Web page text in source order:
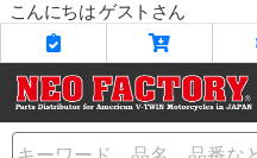
こんにちは ゲストさん
Name